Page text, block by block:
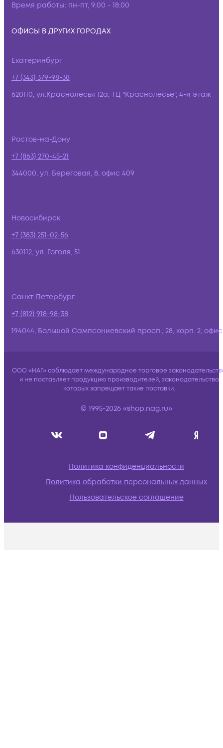
Время работы: пн-пт, 9:00 - 18:00
ОФИСЫ В ДРУГИХ ГОРОДАХ
Екатеринбург
+7 (343) 379-98-38
620110, ул.Краснолесья 12а, ТЦ "Краснолесье", 4-й этаж
Ростов-на-Дону
+7 (863) 270-45-21
344000, ул. Береговая, 8, офис 409
Новосибирск
+7 (383) 251-02-56
630112, ул. Гоголя, 51
Санкт-Петербург
+7 (812) 918-98-38
194044, Большой Сампсониевский просп., 28, корп. 2,
ООО «НАГ» соблюдает международное торговое
и не поставляет продукцию производителей, законодательство
которых запрещает такие поставки.
© 1995-2026 «shop.nag.ru»
Политика конфиденциальности
Политика обработки персональных данных
Пользовательское соглашение